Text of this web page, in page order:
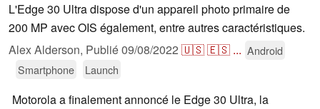
L'Edge 30 Ultra dispose d'un appareil photo primaire de
200 MP avec OIS également, entre autres caractéristiques.
Alex Alderson, Publié09/08/2022 🇺🇸🇪🇸 ... Android
Smartphone
Launch
Motorola a finalement annoncé le Edge 30 Ultra, la